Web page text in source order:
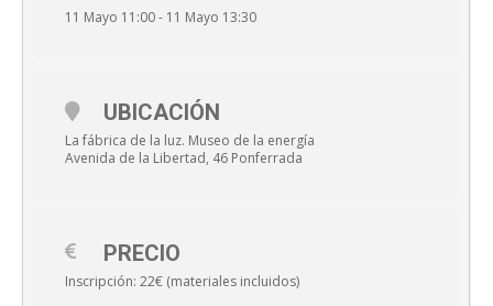
11 Mayo 11:00 - 11 Mayo 13:30
UBICACIÓN
La fábrica de la luz. Museo de la energía
Avenida de la Libertad, 46 Ponferrada
PRECIO
Inscripción: 22€ (materiales incluidos)